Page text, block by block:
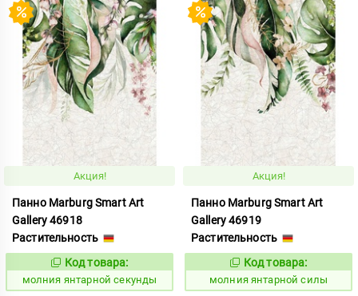
Акция!
Панно Marburg Smart Art
Gallery 46918
Растительность
1015462
Код товара:
молния янтарной секунды
Акция!
Панно Marburg Smart Art
Gallery 46919
Растительность
1015463
Код товара:
молния янтарной силы